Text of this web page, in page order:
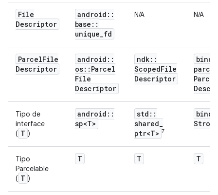
File
Descriptor
android ::
base ::
unique_fd
N/A N/A
ParcelFile
Descriptor
android ::
os:: Parcel
File
Descriptor
ndk::
ScopedFile
Descriptor
parcel
Parcel
Tipo de
interface
( T )
android ::
sp<T>
std ::
shared_
ptr<T> 7
Tipo
Parcelable
( T )
T T T